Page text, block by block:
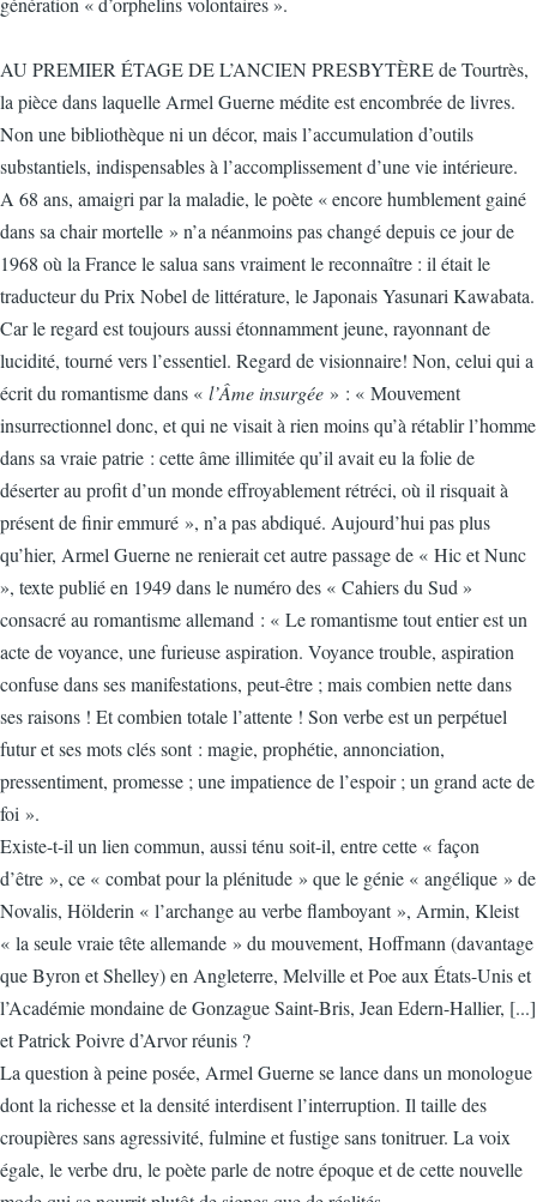
AU PREMIER ÉTAGE DE L’ANCIEN PRESBYTÈRE de Tourtrès,
la pièce dans laquelle Armel Guerne médite est encombrée de livres.
Non une bibliothèque ni un décor, mais l’accumulation d’outils
substantiels, indispensables à l’accomplissement d’une vie intérieure.
A 68 ans, amaigri par la maladie, le poète « encore humblement gainé
dans sa chair mortelle » n’a néanmoins pas changé depuis ce jour de
1968 où la France le salua sans vraiment le reconnaître : il était le
traducteur du Prix Nobel de littérature, le Japonais Yasunari Kawabata.
Car le regard est toujours aussi étonnamment jeune, rayonnant de
lucidité, tourné vers l’essentiel. Regard de visionnaire! Non, celui qui a
écrit du romantisme dans « l’Âme insurgée » : « Mouvement
insurrectionnel donc, et qui ne visait à rien moins qu’à rétablir l’homme
dans sa vraie patrie : cette âme illimitée qu’il avait eu la folie de
déserter au profit d’un monde effroyablement rétréci, où il risquait à
présent de finir emmuré », n’a pas abdiqué. Aujourd’hui pas plus
qu’hier, Armel Guerne ne renierait cet autre passage de « Hic et Nunc
», texte publié en 1949 dans le numéro des « Cahiers du Sud »
consacré au romantisme allemand : « Le romantisme tout entier est un
acte de voyance, une furieuse aspiration. Voyance trouble, aspiration
confuse dans ses manifestations, peut-être ; mais combien nette dans
ses raisons ! Et combien totale l’attente ! Son verbe est un perpétuel
futur et ses mots clés sont : magie, prophétie, annonciation,
pressentiment, promesse ; une impatience de l’espoir ; un grand acte de
foi ».
Existe-t-il un lien commun, aussi ténu soit-il, entre cette « façon
d’être », ce « combat pour la plénitude » que le génie « angélique » de
Novalis, Hölderin « l’archange au verbe flamboyant », Armin, Kleist
« la seule vraie tête allemande » du mouvement, Hoffmann (davantage
que Byron et Shelley) en Angleterre, Melville et Poe aux États-Unis et
l’Académie mondaine de Gonzague Saint-Bris, Jean Edern-Hallier, [...]
et Patrick Poivre d’Arvor réunis ?
La question à peine posée, Armel Guerne se lance dans un monologue
dont la richesse et la densité interdisent l’interruption. Il taille des
croupières sans agressivité, fulmine et fustige sans tonitruer. La voix
égale, le verbe dru, le poète parle de notre époque et de cette nouvelle